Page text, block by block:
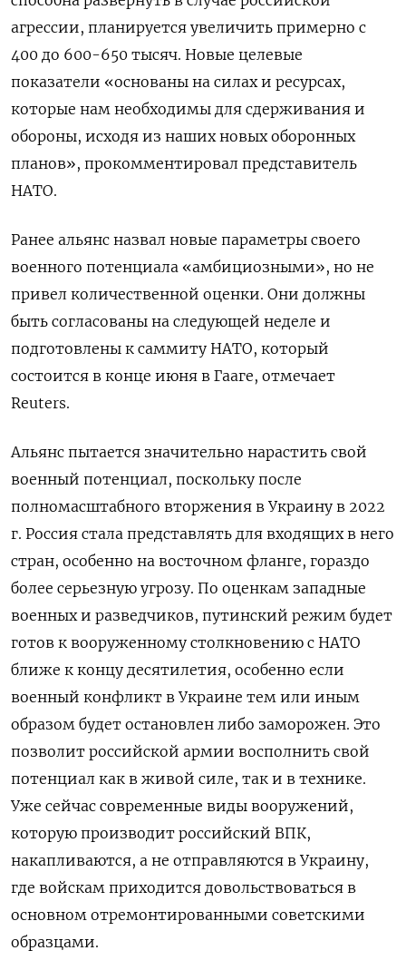
агрессии, планируется увеличить примерно с
400 до 600-650 тысяч. Новые целевые
показатели «основаны на силах и ресурсах,
которые нам необходимы для сдерживания и
обороны, исходя из наших новых оборонных
планов», прокомментировал представитель
НАТО.
Ранее альянс назвал новые параметры своего
военного потенциала «амбициозными», но не
привел количественной оценки. Они должны
быть согласованы на следующей неделе и
подготовлены к саммиту НАТО, который
состоится в конце июня в Гааге, отмечает
Reuters.
Альянс пытается значительно нарастить свой
военный потенциал, поскольку после
полномасштабного вторжения в Украину в 2022
г. Россия стала представлять для входящих в него
стран, особенно на восточном фланге, гораздо
более серьезную угрозу. По оценкам западные
военных и разведчиков, путинский режим будет
готов к вооруженному столкновению с НАТО
ближе к концу десятилетия, особенно если
военный конфликт в Украине тем или иным
образом будет остановлен либо заморожен. Это
позволит российской армии восполнить свой
потенциал как в живой силе, так и в технике.
Уже сейчас современные виды вооружений,
которую производит российский ВПК,
накапливаются, а не отправляются в Украину,
где войскам приходится довольствоваться в
основном отремонтированными советскими
образцами.